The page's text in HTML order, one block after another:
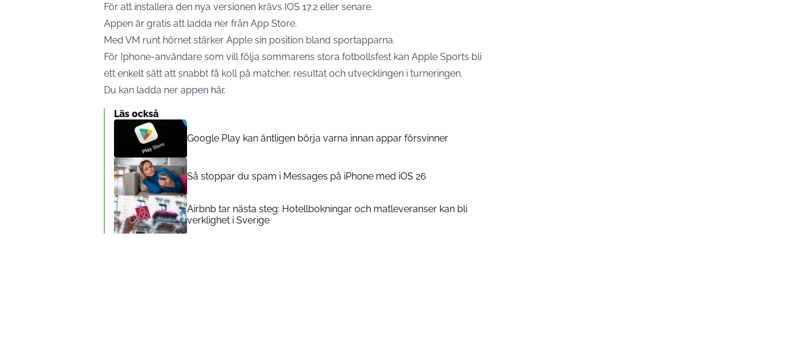
För att installera den nya versionen krävs IOS 17.2 eller senare.
Appen är gratis att ladda ner från App Store.
Med VM runt hörnet stärker Apple sin position bland sportapparna.
För Iphone-användare som vill följa sommarens stora fotbollsfest kan Apple Sports bli
ett enkelt sätt att snabbt få koll på matcher, resultat och utvecklingen i turneringen.
Du kan ladda ner appen här.
Läs också
Google Play kan äntligen börja varna innan appar försvinner
Så stoppar du spam i Messages på iPhone med iOS 26
Airbnb tar nästa steg: Hotellbokningar och matleveranser kan bli
verklighet i Sverige